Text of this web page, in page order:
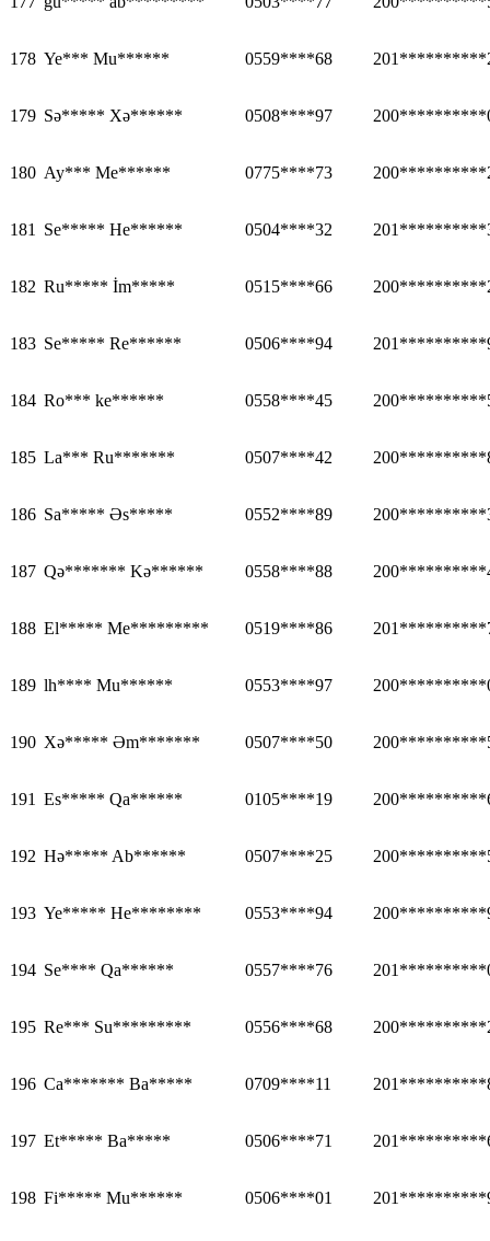
178 Ye*** Mu****** 0559****68
179 Sə***** Xə****** 0508****97
180 Ay*** Me****** 0775****73
181 Se***** He****** 0504****32
182 Ru***** İm***** 0515****66
183 Se***** Re****** 0506****94
184 Ro*** ke****** 0558****45
185 La*** Ru******* 0507****42
186 Sa***** Əs***** 0552****89
187 Qə******* Kə****** 0558****88
188 El***** Me********* 0519****86
189 lh**** Mu****** 0553****97
190 Xə***** Əm******* 0507****50
191 Es***** Qa****** 0105****19
192 Hə***** Ab****** 0507****25
193 Ye***** He******** 0553****94
194 Se**** Qa****** 0557****76
195 Re*** Su********* 0556****68
196 Ca******* Ba***** 0709****11
197 Et***** Ba***** 0506****71
198 Fi***** Mu****** 0506****01